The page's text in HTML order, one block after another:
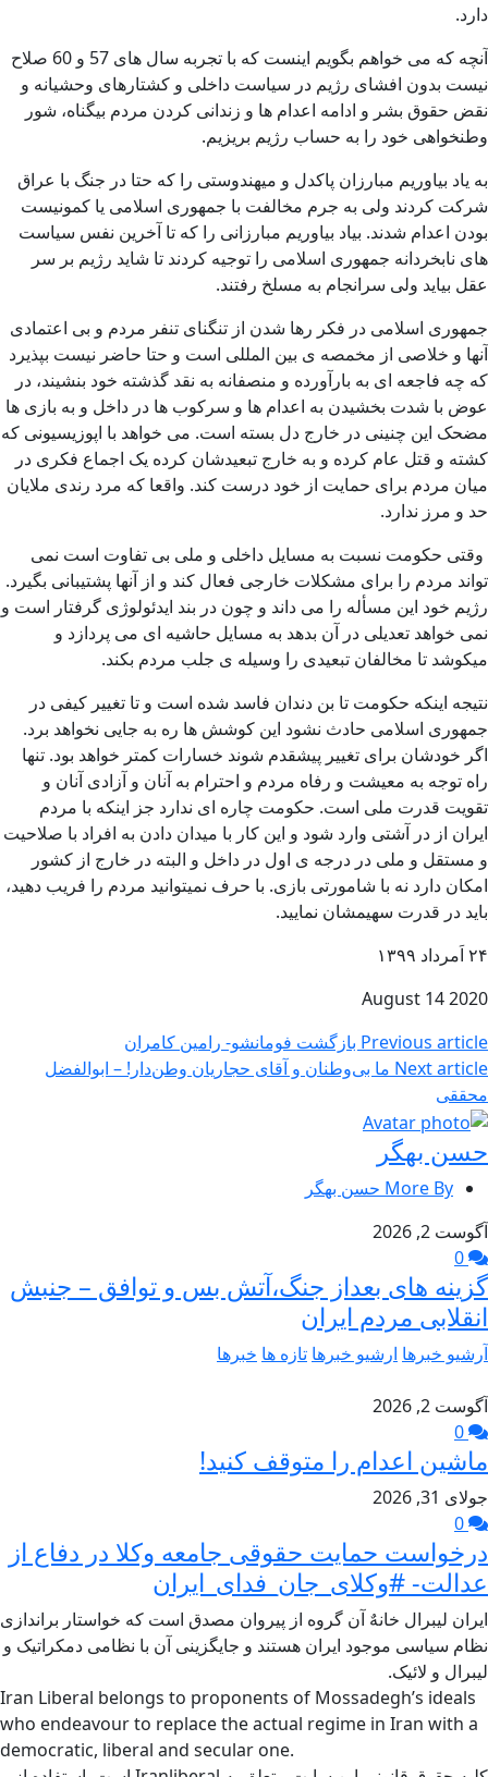
دارد.
آنچه که می خواهم بگویم اینست که با تجربه سال های 57 و 60 صلاح
نیست بدون افشای رژیم در سیاست داخلی و کشتارهای وحشیانه و
نقض حقوق بشر و ادامه اعدام ها و زندانی کردن مردم بیگناه، شور
وطنخواهی خود را به حساب رژیم بریزیم.
به یاد بیاوریم مبارزان پاکدل و میهندوستی را که حتا در جنگ با عراق
شرکت کردند ولی به جرم مخالفت با جمهوری اسلامی یا کمونیست
بودن اعدام شدند. بیاد بیاوریم مبارزانی را که تا آخرین نفس سیاست
های نابخردانه جمهوری اسلامی را توجیه کردند تا شاید رژیم بر سر
عقل بیاید ولی سرانجام به مسلخ رفتند.
جمهوری اسلامی در فکر رها شدن از تنگنای تنفر مردم و بی اعتمادی
آنها و خلاصی از مخمصه ی بین المللی است و حتا حاضر نیست بپذیرد
که چه فاجعه ای به بارآورده و منصفانه به نقد گذشته خود بنشیند، در
عوض با شدت بخشیدن به اعدام ها و سرکوب ها در داخل و به بازی ها
مضحک این چنینی در خارج دل بسته است. می خواهد با اپوزیسیونی که
کشته و قتل عام کرده و به خارج تبعیدشان کرده یک اجماع فکری در
میان مردم برای حمایت از خود درست کند. واقعا که مرد رندی ملایان
حد و مرز ندارد.
وقتی حکومت نسبت به مسایل داخلی و ملی بی تفاوت است نمی
تواند مردم را برای مشکلات خارجی فعال کند و از آنها پشتیبانی بگیرد.
رژیم خود این مسأله را می داند و چون در بند ایدئولوژی گرفتار است و
نمی خواهد تعدیلی در آن بدهد به مسایل حاشیه ای می پردازد و
میکوشد تا مخالفان تبعیدی را وسیله ی جلب مردم بکند.
نتیجه اینکه حکومت تا بن دندان فاسد شده است و تا تغییر کیفی در
جمهوری اسلامی حادث نشود این کوشش ها ره به جایی نخواهد برد.
اگر خودشان برای تغییر پیشقدم شوند خسارات کمتر خواهد بود. تنها
راه توجه به معیشت و رفاه مردم و احترام به آنان و آزادی آنان و
تقویت قدرت ملی است. حکومت چاره ای ندارد جز اینکه با مردم
ایران از در آشتی وارد شود و این کار با میدان دادن به افراد با صلاحیت
و مستقل و ملی در درجه ی اول در داخل و البته در خارج از کشور
امکان دارد نه با شامورتی بازی. با حرف نمیتوانید مردم را فریب دهید،
باید در قدرت سهیمشان نمایید.
۲۴ اَمرداد ۱۳۹۹
2020 14 August
Previous article بازگشت فومانشو- رامین کامران
Next article ما بی‌وطنان و آقای حجاریان وطن‌دار! – ابوالفضل
محققی
حسن بهگر
More By حسن بهگر
آگوست 2, 2026
گزینه های بعداز جنگ،آتش بس و توافق – جنبش
انقلابی مردم ایران
آرشیو خبرها ارشیو خبرها تازه ها خبرها
آگوست 2, 2026
ماشین اعدام را متوقف کنید!
جولای 31, 2026
درخواست حمایت حقوقی جامعه وکلا در دفاع از
عدالت- #وکلای_جان_فدای_ایران
ایران لیبرال خانهٌ آن گروه از پیروان مصدق است که خواستار براندازی
نظام سیاسی موجود ایران هستند و جایگزینی آن با نظامی دمکراتیک و
لیبرال و لائیک.
Iran Liberal belongs to proponents of Mossadegh’s ideals
who endeavour to replace the actual regime in Iran with a
democratic, liberal and secular one.